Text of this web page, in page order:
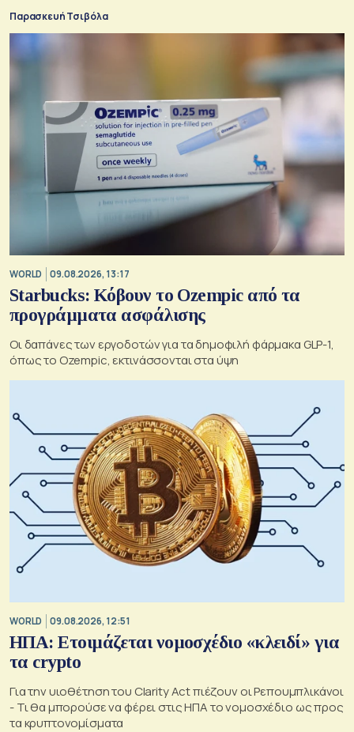
Παρασκευή Τσιβόλα
WORLD 09.08.2026, 13:17
Starbucks: Κόβουν το Ozempic από τα
προγράμματα ασφάλισης
Οι δαπάνες των εργοδοτών για τα δημοφιλή φάρμακα GLP-1,
όπως το Ozempic, εκτινάσσονται στα ύψη
WORLD 09.08.2026, 12:51
ΗΠΑ: Ετοιμάζεται νομοσχέδιο «κλειδί» για
τα crypto
Για την υιοθέτηση του Clarity Act πιέζουν οι Ρεπουμπλικάνοι
- Τι θα μπορούσε να φέρει στις ΗΠΑ το νομοσχέδιο ως προς
τα κρυπτονομίσματα